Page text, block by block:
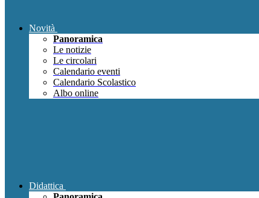
Novità
Panoramica
Le notizie
Le circolari
Calendario eventi
Calendario Scolastico
Albo online
Didattica